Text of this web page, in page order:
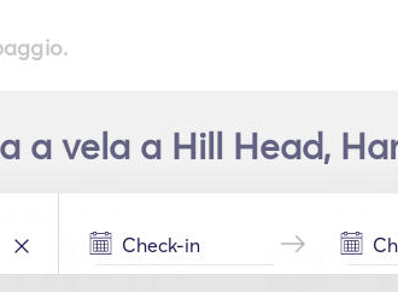
a vela a Hill Head,